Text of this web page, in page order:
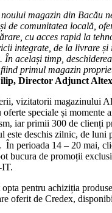
magazin din Bacău
de comunitatea locală,
cu acces rapid la
integrate, de la livrare și
În același timp,
primul magazin
Director Adjunct
vizitatorii magazinului
speciale și momente
iar primii 300 de clienți
este deschis zilnic, de luni
În perioada 14 – 20 mai,
bucura de promoții
IT.
pentru achiziția
oferit de Credex,